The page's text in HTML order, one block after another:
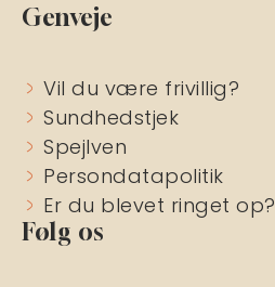
Genveje
Vil du være frivillig?
Sundhedstjek
Spejlven
Persondatapolitik
Er du blevet ringet op?
Følg os